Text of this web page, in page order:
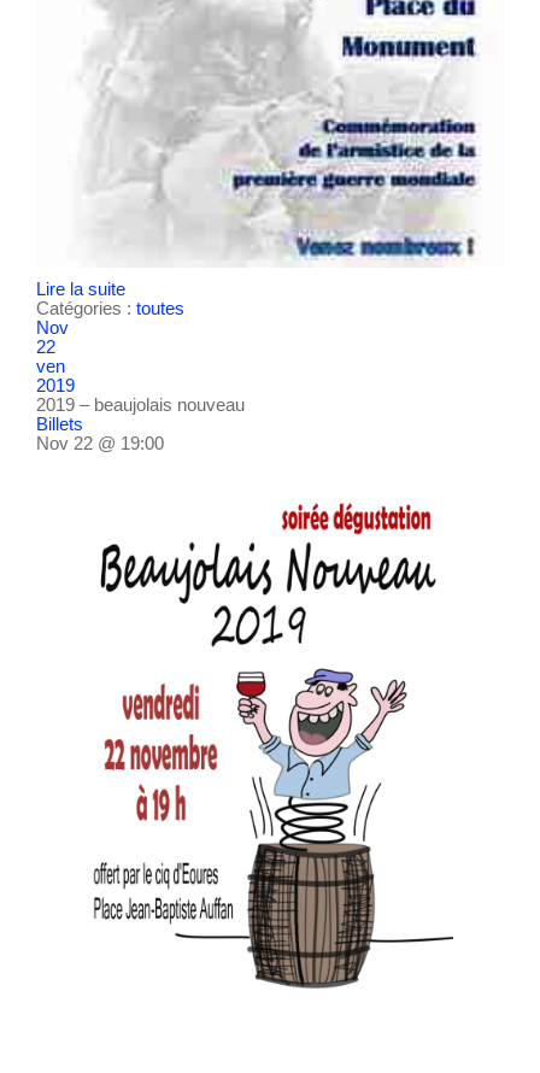
Lire la suite
Catégories : toutes
Nov
22
ven
2019
2019 – beaujolais nouveau
Billets
Nov 22 @ 19:00